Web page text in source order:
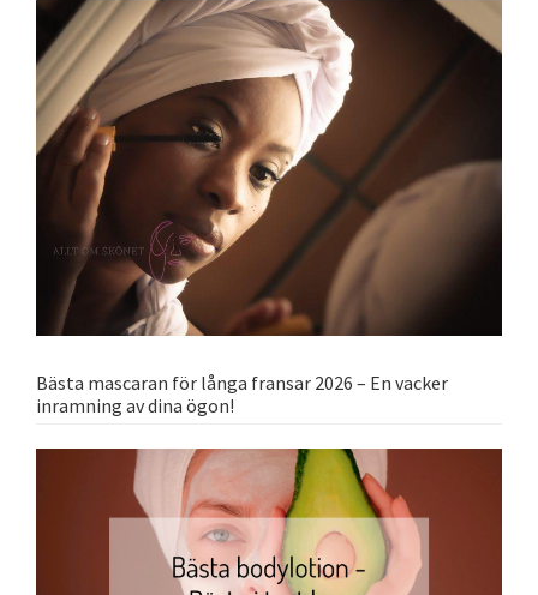
Bästa mascaran för långa fransar 2026 – En vacker
inramning av dina ögon!